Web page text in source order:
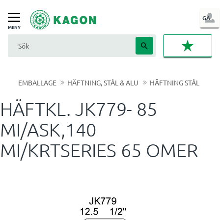
Meny
GA
IN
EMBALLAGE HÄFTNING, STÅL & ALU HÄFTNING STÅL
HÄFTKL. JK779- 85
MI/ASK,140
MI/KRTSERIES 65 OMER